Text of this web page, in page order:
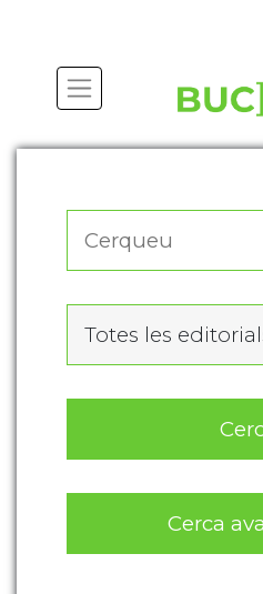
Totes les
Cerca